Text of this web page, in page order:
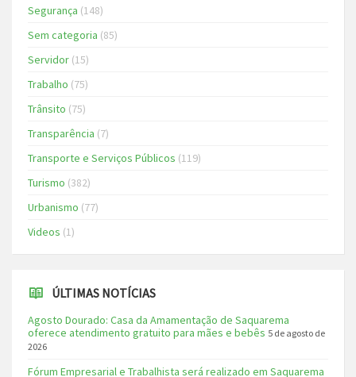
Segurança (148)
Sem categoria (85)
Servidor (15)
Trabalho (75)
Trânsito (75)
Transparência (7)
Transporte e Serviços Públicos (119)
Turismo (382)
Urbanismo (77)
Videos (1)
ÚLTIMAS NOTÍCIAS
Agosto Dourado: Casa da Amamentação de Saquarema
oferece atendimento gratuito para mães e bebês 5 de agosto de
2026
Fórum Empresarial e Trabalhista será realizado em Saquarema